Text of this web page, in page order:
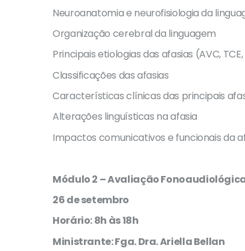
Neuroanatomia e neurofisiologia da
Organização cerebral da linguagem
Principais etiologias das afasias (AVC,
Classificações das afasias
Características clínicas das principais
Alterações linguísticas na afasia
Impactos comunicativos e funcionais da
Módulo 2 – Avaliação
26 de setembro
Horário: 8h às 18h
Ministrante: Fga. Dra. Ariella Bellan